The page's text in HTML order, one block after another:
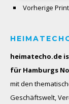
Vorherige
heimatecho.de
für Hamburgs
mit den
Geschäftswelt,